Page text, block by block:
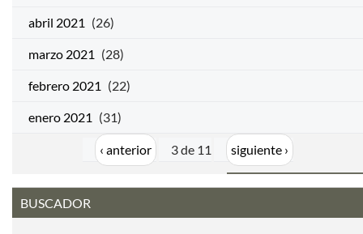
abril 2021 (26)
marzo 2021 (28)
febrero 2021 (22)
enero 2021 (31)
‹ anterior 3 de 11 siguiente ›
BUSCADOR